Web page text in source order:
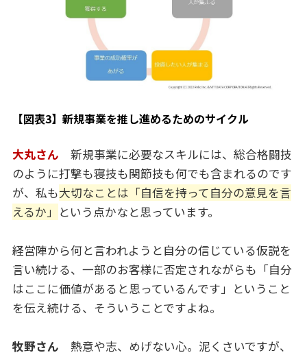
【図表3】新規事業を推し進めるためのサイクル
大丸さん 新規事業に必要なスキルには、総合格闘技
のように打撃も寝技も関節技も何でも含まれるのです
が、私も大切なことは「自信を持って自分の意見を言
えるか」 という点かなと思っています。
経営陣から何と言われようと自分の信じている仮説を
言い続ける、一部のお客様に否定されながらも「自分
はここに価値があると思っているんです」ということ
を伝え続ける、そういうことですよね。
牧野さん 熱意や志、めげない心。泥くさいですが、